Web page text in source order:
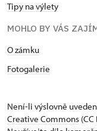
Tipy na výlety
MOHLO BY VÁS
O zámku
Fotogalerie
Není-li výslovně
Creative Commons